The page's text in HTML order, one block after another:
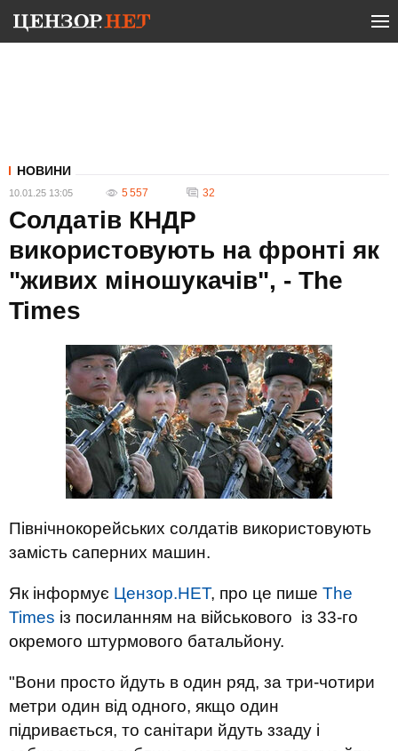
НОВИНИ
10.01.25 13:05 5 557 32
Солдатів КНДР
використовують на фронті як
"живих міношукачів", - The
Times
Північнокорейських солдатів використовують
замість саперних машин.
Як інформує Цензор.НЕТ, про це пише The
Times із посиланням на військового із 33-го
окремого штурмового батальйону.
"Вони просто йдуть в один ряд, за три-чотири
метри один від одного, якщо один
підривається, то санітари йдуть ззаду і